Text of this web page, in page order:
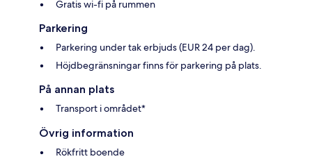
Gratis wi-fi på rummen
Parkering
Parkering under tak erbjuds (EUR 24 per dag).
Höjdbegränsningar finns för parkering på plats.
På annan plats
Transport i området*
Övrig information
Rökfritt boende